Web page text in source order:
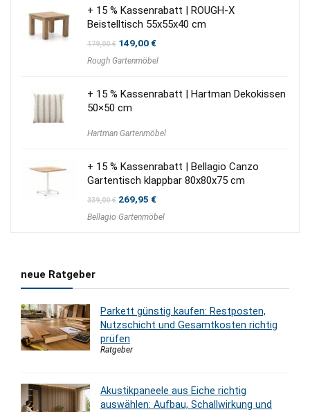
+ 15 % Kassenrabatt | ROUGH-X
Beistelltisch 55x55x40 cm
179,00€ Ursprünglicher
war:
149,00€Aktueller
ist:
Rough Gartenmöbel
+ 15 % Kassenrabatt | Hartman Dekokissen
50×50 cm
Hartman Gartenmöbel
+ 15 % Kassenrabatt | Bellagio Canzo
Gartentisch klappbar 80x80x75 cm
339,00€ Ursprünglicher
war:
269,95 €Aktueller
ist:
Bellagio Gartenmöbel
neue Ratgeber
Parkett günstig kaufen: Restposten,
Nutzschicht und Gesamtkosten richtig
prüfen
Ratgeber
Akustikpaneele aus Eiche richtig
auswählen: Aufbau, Schallwirkung und